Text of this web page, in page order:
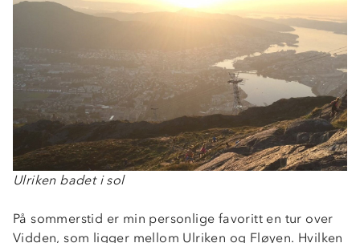
Ulriken badet i sol
På sommerstid er min personlige favoritt en tur over
Vidden, som ligger mellom Ulriken og Fløyen. Hvilken